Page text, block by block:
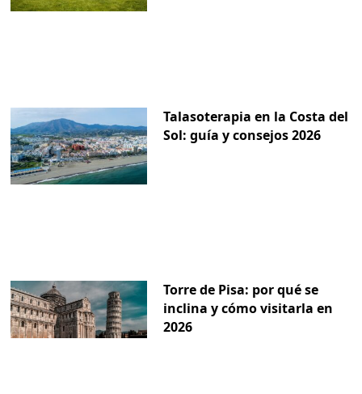
Talasoterapia en la Costa del
Sol: guía y consejos 2026
Torre de Pisa: por qué se
inclina y cómo visitarla en
2026